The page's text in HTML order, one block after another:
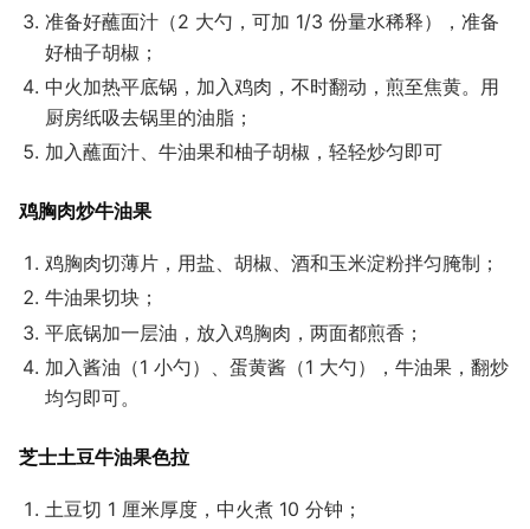
准备好蘸面汁（2 大勺，可加 1/3 份量水稀释），准备
好柚子胡椒；
中火加热平底锅，加入鸡肉，不时翻动，煎至焦黄。用
厨房纸吸去锅里的油脂；
加入蘸面汁、牛油果和柚子胡椒，轻轻炒匀即可
鸡胸肉炒牛油果
鸡胸肉切薄片，用盐、胡椒、酒和玉米淀粉拌匀腌制；
牛油果切块；
平底锅加一层油，放入鸡胸肉，两面都煎香；
加入酱油（1 小勺）、蛋黄酱（1 大勺），牛油果，翻炒
均匀即可。
芝士土豆牛油果色拉
土豆切 1 厘米厚度，中火煮 10 分钟；